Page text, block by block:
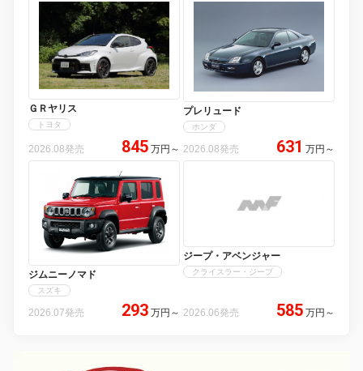
ＧＲヤリス
トヨタ
2026.08発売 845 万円 ～
プレリュード
ホンダ
2026.08発売 631 万円 ～
ジムニーノマド
スズキ
2026.07発売 293 万円 ～
ジープ・アベンジャー
クライスラー・ジープ
2026.06発売 585 万円 ～